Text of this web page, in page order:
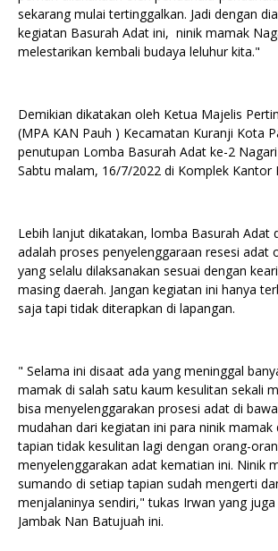
sekarang mulai tertinggalkan. Jadi dengan
kegiatan Basurah Adat ini, ninik mamak
melestarikan kembali budaya leluhur kita."
Demikian dikatakan oleh Ketua Majelis
(MPA KAN Pauh ) Kecamatan Kuranji Kota
penutupan Lomba Basurah Adat ke-2
Sabtu malam, 16/7/2022 di Komplek Kantor
Lebih lanjut dikatakan, lomba Basurah Adat
adalah proses penyelenggaraan resesi adat
yang selalu dilaksanakan sesuai dengan
masing daerah. Jangan kegiatan ini hanya
saja tapi tidak diterapkan di lapangan.
" Selama ini disaat ada yang meninggal
mamak di salah satu kaum kesulitan sekali
bisa menyelenggarakan prosesi adat di
mudahan dari kegiatan ini para ninik mamak
tapian tidak kesulitan lagi dengan orang-
menyelenggarakan adat kematian ini. Ninik
sumando di setiap tapian sudah mengerti
menjalaninya sendiri," tukas Irwan yang
Jambak Nan Batujuah ini.